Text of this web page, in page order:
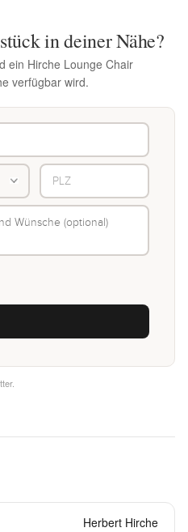
in deiner Nähe?
ein Hirche Lounge Chair
verfügbar wird.
Herbert Hirche